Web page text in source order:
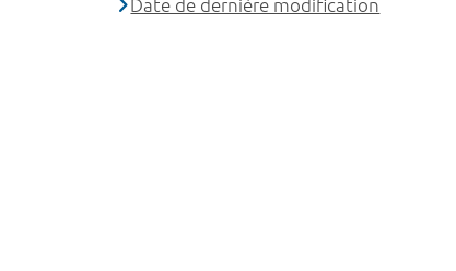
Date de dernière modification